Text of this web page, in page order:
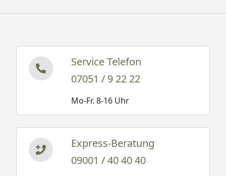
Service Telefon
07051 / 9 22 22
Mo-Fr. 8-16 Uhr
Express-Beratung
09001 / 40 40 40